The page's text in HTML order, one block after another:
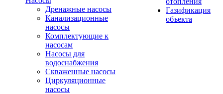
Дренажные насосы
Канализационные
насосы
Комплектующие к
насосам
Насосы для
водоснабжения
Скваженные насосы
Циркуляционные
насосы
Газификация
объекта